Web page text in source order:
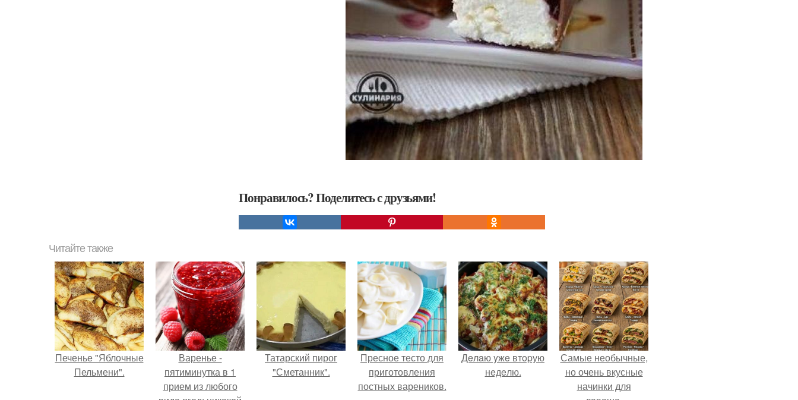
Понравилось? Поделитесь с друзьями!
Читайте также
Печенье "Яблочные
Пельмени".
Варенье -
пятиминутка в 1
прием из любого
Татарский пирог
"Сметанник".
Пресное тесто для
приготовления
постных вареников.
Дeлaю yжe втopую
нeдeлю.
Самые необычные,
но очень вкусные
начинки для